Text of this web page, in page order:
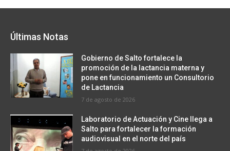
Últimas Notas
Gobierno de Salto fortalece la
promoción de la lactancia materna y
pone en funcionamiento un Consultorio
de Lactancia
7 de agosto de 2026
Laboratorio de Actuación y Cine llega a
Salto para fortalecer la formación
audiovisual en el norte del país